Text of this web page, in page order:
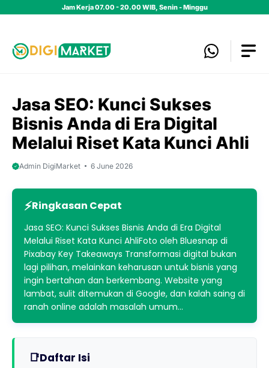
Jam Kerja 07.00 - 20.00 WIB, Senin - Minggu
Jasa SEO: Kunci Sukses
Bisnis Anda di Era Digital
Melalui Riset Kata Kunci Ahli
Admin DigiMarket 6 June 2026
Ringkasan Cepat
Jasa SEO: Kunci Sukses Bisnis Anda di Era Digital
Melalui Riset Kata Kunci AhliFoto oleh Bluesnap di
Pixabay Key Takeaways Transformasi digital bukan
lagi pilihan, melainkan keharusan untuk bisnis yang
ingin bertahan dan berkembang. Website yang
lambat, sulit ditemukan di Google, dan kalah saing di
ranah online adalah masalah umum…
Daftar Isi